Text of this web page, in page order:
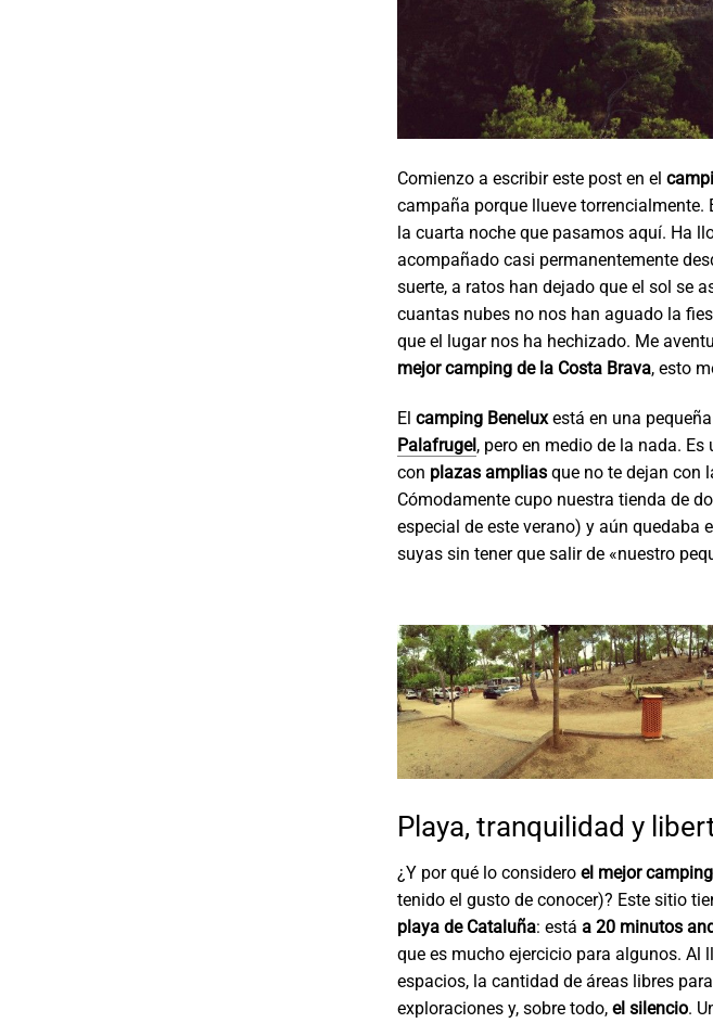
Comienzo a escribir este post en el
campaña porque llueve torrencialmente.
la cuarta noche que pasamos aquí. Ha
acompañado casi permanentemente
suerte, a ratos han dejado que el sol se
cuantas nubes no nos han aguado la
que el lugar nos ha hechizado. Me
mejor camping de la Costa Brava, esto
Elcamping Beneluxestá en una
Palafrugel, pero en medio de la nada.
con plazas amplias que no te dejan con
Cómodamente cupo nuestra tienda de
especial de este verano) y aún quedaba
suyas sin tener que salir de «nuestro
Playa, tranquilidad y
¿Y por qué lo consideroel mejor
tenido el gusto de conocer)? Este sitio
playa de Cataluña: estáa 20 minutos
que es mucho ejercicio para algunos. Al
espacios, la cantidad de áreas libres
exploraciones y, sobre todo,el silencio.